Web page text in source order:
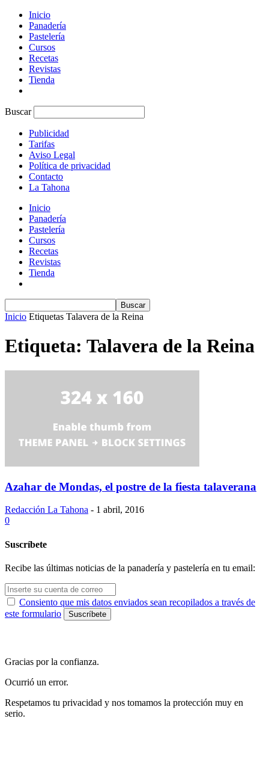
Inicio
Panadería
Pastelería
Cursos
Recetas
Revistas
Tienda
Buscar
Publicidad
Tarifas
Aviso Legal
Política de privacidad
Contacto
La Tahona
Inicio
Panadería
Pastelería
Cursos
Recetas
Revistas
Tienda
Inicio Etiquetas Talavera de la Reina
Etiqueta: Talavera de la Reina
Azahar de Mondas, el postre de la fiesta talaverana
Redacción La Tahona - 1 abril, 2016
0
Suscríbete
Recibe las últimas noticias de la panadería y pastelería en tu email:
Consiento que mis datos enviados sean recopilados a través de
este formulario
Gracias por la confianza.
Ocurrió un error.
Respetamos tu privacidad y nos tomamos la protección muy en
serio.